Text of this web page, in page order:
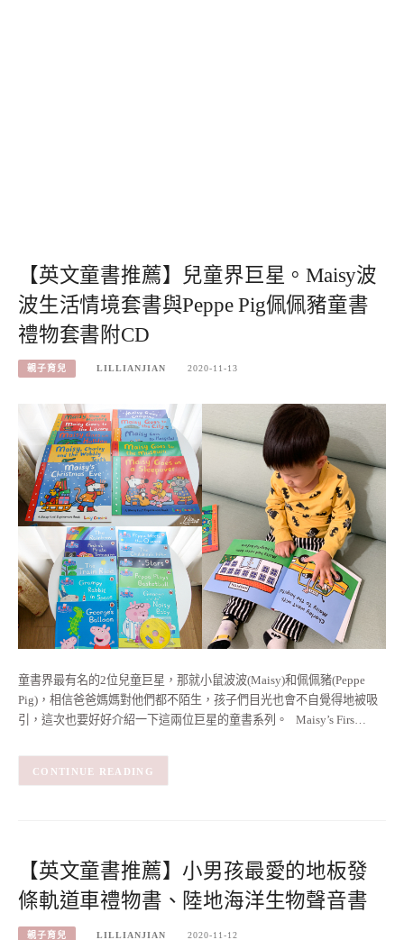
【英文童書推薦】兒童界巨星。Maisy波
波生活情境套書與Peppe Pig佩佩豬童書
禮物套書附CD
親子育兒 LILLIANJIAN 2020-11-13
童書界最有名的2位兒童巨星，那就小鼠波波(Maisy)和佩佩豬(Peppe
Pig)，相信爸爸媽媽對他們都不陌生，孩子們目光也會不自覺得地被吸
引，這次也要好好介紹一下這兩位巨星的童書系列。 Maisy’s Firs…
CONTINUE READING
【英文童書推薦】小男孩最愛的地板發
條軌道車禮物書、陸地海洋生物聲音書
親子育兒 LILLIANJIAN 2020-11-12